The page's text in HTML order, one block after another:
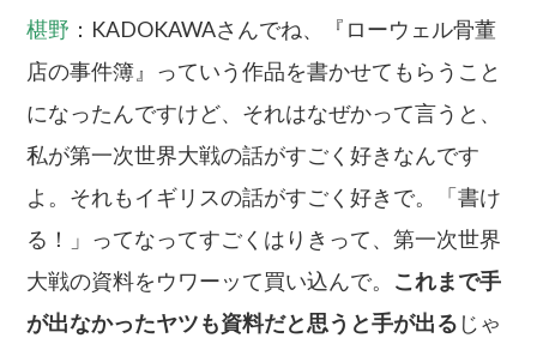
椹野 ：KADOKAWAさんでね、『ローウェル骨董
店の事件簿』っていう作品を書かせてもらうこと
になったんですけど、それはなぜかって言うと、
私が第一次世界大戦の話がすごく好きなんです
よ。それもイギリスの話がすごく好きで。「書け
る！」ってなってすごくはりきって、第一次世界
大戦の資料をウワーッて買い込んで。 これまで手
が出なかったヤツも資料だと思うと手が出る じゃ